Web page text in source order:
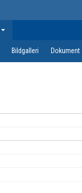
Bildgalleri Dokument